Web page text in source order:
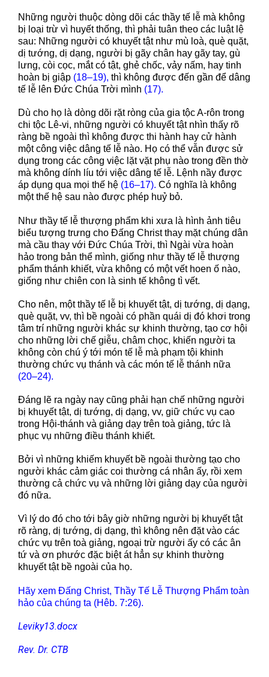
Những người thuộc dòng dõi các thầy tế lễ mà không
bị loại trừ vì huyết thống, thì phải tuân theo các luật lệ
sau: Những người có khuyết tật như mù loà, què quặt,
dị tướng, dị dạng, người bị gãy chân hay gãy tay, gù
lưng, còi cọc, mắt có tật, ghẻ chốc, vảy nấm, hay tinh
hoàn bị giập (18–19), thì không được đến gần để dâng
tế lễ lên Đức Chúa Trời mình (17).
Dù cho họ là dòng dõi rặt ròng của gia tộc A-rôn trong
chi tộc Lê-vi, những người có khuyết tật nhìn thấy rõ
ràng bề ngoài thì không được thi hành hay cử hành
một công việc dâng tế lễ nào. Họ có thể vẫn được sử
dụng trong các công việc lặt vặt phụ nào trong đền thờ
mà không dính líu tới việc dâng tế lễ. Lệnh nầy được
áp dụng qua mọi thế hệ (16–17). Có nghĩa là không
một thế hệ sau nào được phép huỷ bỏ.
Như thầy tế lễ thượng phẩm khi xưa là hình ảnh tiêu
biểu tượng trưng cho Đấng Christ thay mặt chúng dân
mà cầu thay với Đức Chúa Trời, thì Ngài vừa hoàn
hảo trong bản thể mình, giống như thầy tế lễ thượng
phẩm thánh khiết, vừa không có một vết hoen ố nào,
giống như chiên con là sinh tế không tì vết.
Cho nên, một thầy tế lễ bị khuyết tật, dị tướng, dị dạng,
què quặt, vv, thì bề ngoài có phần quái dị đó khơi trong
tâm trí những người khác sự khinh thường, tạo cơ hội
cho những lời chế giễu, châm chọc, khiến người ta
không còn chú ý tới món tế lễ mà phạm tội khinh
thường chức vụ thánh và các món tế lễ thánh nữa
(20–24).
Đáng lẽ ra ngày nay cũng phải hạn chế những người
bị khuyết tật, dị tướng, dị dạng, vv, giữ chức vụ cao
trong Hội-thánh và giảng dạy trên toà giảng, tức là
phục vụ những điều thánh khiết.
Bởi vì những khiếm khuyết bề ngoài thường tạo cho
người khác cảm giác coi thường cá nhân ấy, rồi xem
thường cả chức vụ và những lời giảng dạy của người
đó nữa.
Vì lý do đó cho tới bây giờ những người bị khuyết tật
rõ ràng, dị tướng, dị dạng, thì không nên đặt vào các
chức vụ trên toà giảng, ngoại trừ người ấy có các ân
tứ và ơn phước đặc biệt át hẳn sự khinh thường
khuyết tật bề ngoài của họ.
Hãy xem Đấng Christ, Thầy Tế Lễ Thượng Phẩm toàn
hảo của chúng ta (Hêb. 7:26).
Leviky13.docx
Rev. Dr. CTB